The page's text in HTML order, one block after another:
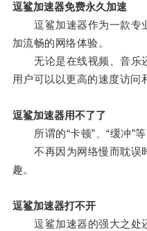
逗鲨加速器免费永久加速
逗鲨加速器作为一款专
加流畅的网络体验。
无论是在线视频、音乐
用户可以以更高的速度访问
逗鲨加速器用不了了
所谓的“卡顿”、“缓冲”等
不再因为网络慢而耽误
趣。
逗鲨加速器打不开
逗鲨加速器的强大之处还